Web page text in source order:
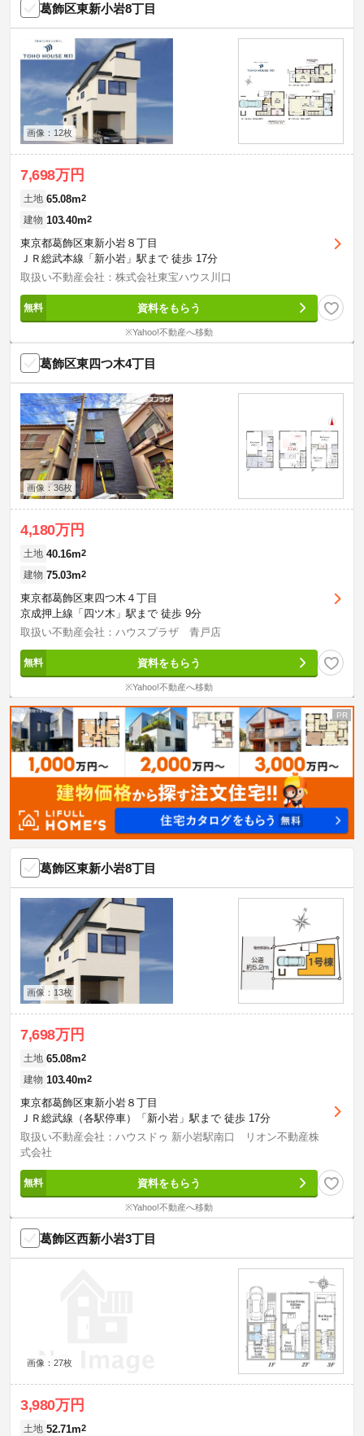
葛飾区東新小岩8丁目
画像：12枚
7,698万円
土地 65.08m2
建物 103.40m2
東京都葛飾区東新小岩８丁目
ＪＲ総武本線「新小岩」駅まで 徒歩 17分
取扱い不動産会社：株式会社東宝ハウス川口
資料をもらう
※Yahoo!不動産へ移動
葛飾区東四つ木4丁目
画像：36枚
4,180万円
土地 40.16m2
建物 75.03m2
東京都葛飾区東四つ木４丁目
京成押上線「四ツ木」駅まで 徒歩 9分
取扱い不動産会社：ハウスプラザ 青戸店
資料をもらう
※Yahoo!不動産へ移動
葛飾区東新小岩8丁目
画像：13枚
7,698万円
土地 65.08m2
建物 103.40m2
東京都葛飾区東新小岩８丁目
ＪＲ総武線（各駅停車）「新小岩」駅まで 徒歩 17分
取扱い不動産会社：ハウスドゥ 新小岩駅南口 リオン不動産株
式会社
資料をもらう
※Yahoo!不動産へ移動
葛飾区西新小岩3丁目
画像：27枚
3,980万円
土地 52.71m2